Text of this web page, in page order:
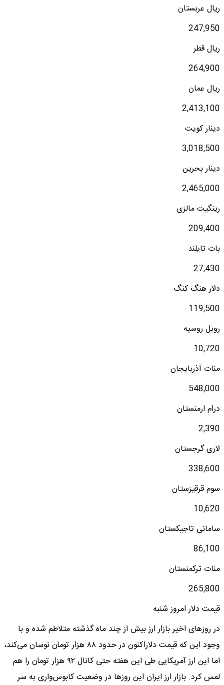
ریال عربستان
247,950
ریال قطر
264,900
ریال عمان
2,413,100
دینار کویت
3,018,500
دینار بحرین
2,465,000
رینگیت مالزی
209,400
بات تایلند
27,430
دلار هنگ کنگ
119,500
روبل روسیه
10,720
منات آذربایجان
548,000
درام ارمنستان
2,390
لاری گرجستان
338,600
سوم قرقیزستان
10,620
سامانی تاجیکستان
86,100
منات ترکمنستان
265,800
قیمت دلار امروز شنبه
در روزهای اخیر بازار ارز بیش از چند ماه گذشته متلاطم شده و با
وجود این که قیمت دلاراکنون در حدود ۸۸ هزار تومان نوسان می‌کند،
اما این ارز آمریکایی طی این هفته حتی کانال ۹۲ هزار تومان را هم
لمس کرد. بازار ارز ایران این روزها در وضعیت کابوس‌واری به سر